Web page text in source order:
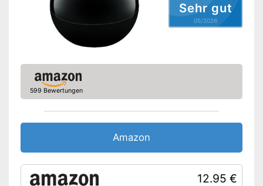
Soft Closing
Staufächer
Rutschfest
Geruchsdicht
Nachteile
Nicht geruchsdicht
Kein Tragegriff am Einsatz
Sehr gut
05/2026
599 Bewertungen
Amazon
12.95 €